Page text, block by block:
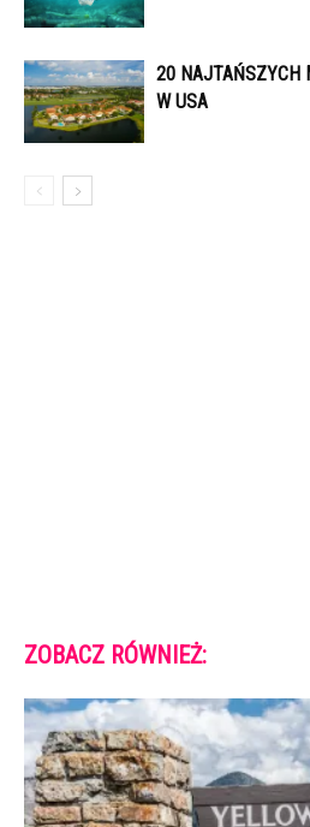
20 NAJTAŃSZYCH
W USA
ZOBACZ RÓWNIEŻ: